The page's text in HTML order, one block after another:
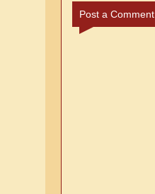
Post a Comment